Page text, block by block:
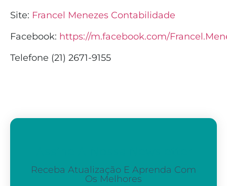
Site: Francel Menezes Contabilidade
Facebook: https://m.facebook.com/
Telefone (21) 2671-9155
Receba Atualização E Aprenda Com
Os Melhores